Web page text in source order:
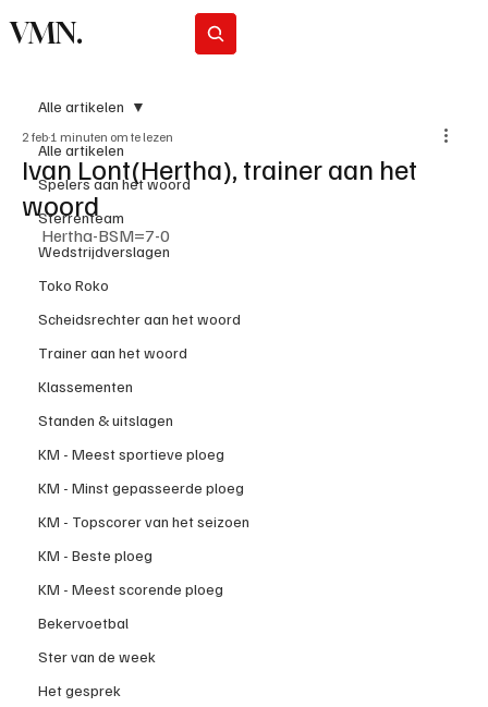
VMN.
Alle artikelen
Spelers aan het woord
Sterrenteam
Wedstrijdverslagen
Toko Roko
Scheidsrechter aan het woord
Trainer aan het woord
Klassementen
Standen & uitslagen
KM - Meest sportieve ploeg
KM - Minst gepasseerde ploeg
KM - Topscorer van het seizoen
KM - Beste ploeg
KM - Meest scorende ploeg
Bekervoetbal
Ster van de week
Het gesprek
Alle artikelen
Ivan Lont(Hertha), trainer aan het
woord
2 feb 1 minuten om te lezen
Hertha-BSM=7-0